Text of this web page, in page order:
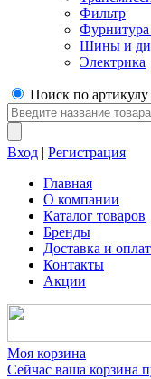
Фильтр
Шины и
Электрика
Поиск по артикулу
Вход | Регистрация
Главная
О компании
Каталог товаров
Бренды
Доставка и
Контакты
Акции
Моя корзина
Сейчас ваша корзина